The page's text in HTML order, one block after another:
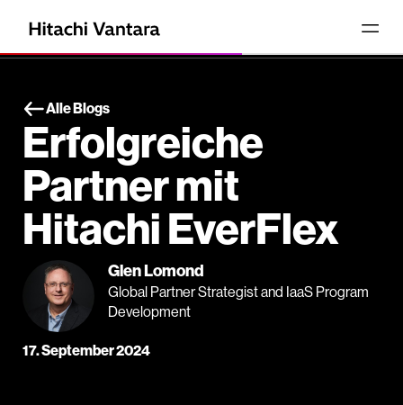
Alle Blogs
Erfolgreiche
Partner mit
Hitachi EverFlex
Glen Lomond
Global Partner Strategist and IaaS Program
Development
17. September 2024